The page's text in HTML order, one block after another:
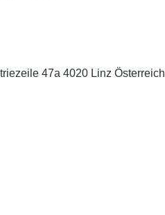
47a 4020 Linz Österreich